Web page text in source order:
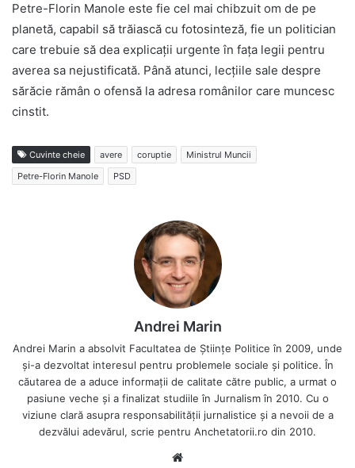
Petre-Florin Manole este fie cel mai chibzuit om de pe
planetă, capabil să trăiască cu fotosinteză, fie un politician
care trebuie să dea explicații urgente în fața legii pentru
averea sa nejustificată. Până atunci, lecțiile sale despre
sărăcie rămân o ofensă la adresa românilor care muncesc
cinstit.
Cuvinte cheie avere coruptie
Ministrul Muncii
Petre-Florin Manole
PSD
Andrei Marin
Andrei Marin a absolvit Facultatea de Științe Politice în 2009, unde
și-a dezvoltat interesul pentru problemele sociale și politice. În
căutarea de a aduce informații de calitate către public, a urmat o
pasiune veche și a finalizat studiile în Jurnalism în 2010. Cu o
viziune clară asupra responsabilității jurnalistice și a nevoii de a
dezvălui adevărul, scrie pentru Anchetatorii.ro din 2010.